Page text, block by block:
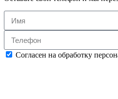
Согласен на обработку